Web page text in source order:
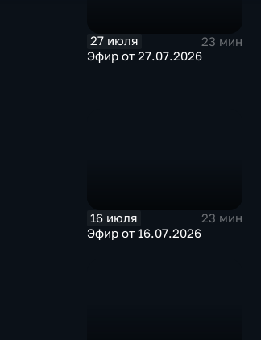
27 июля
23 мин
Эфир от 27.07.2026
16 июля
23 мин
Эфир от 16.07.2026